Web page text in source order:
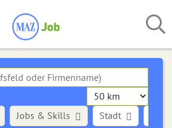
Stadt
Jobs & Skills